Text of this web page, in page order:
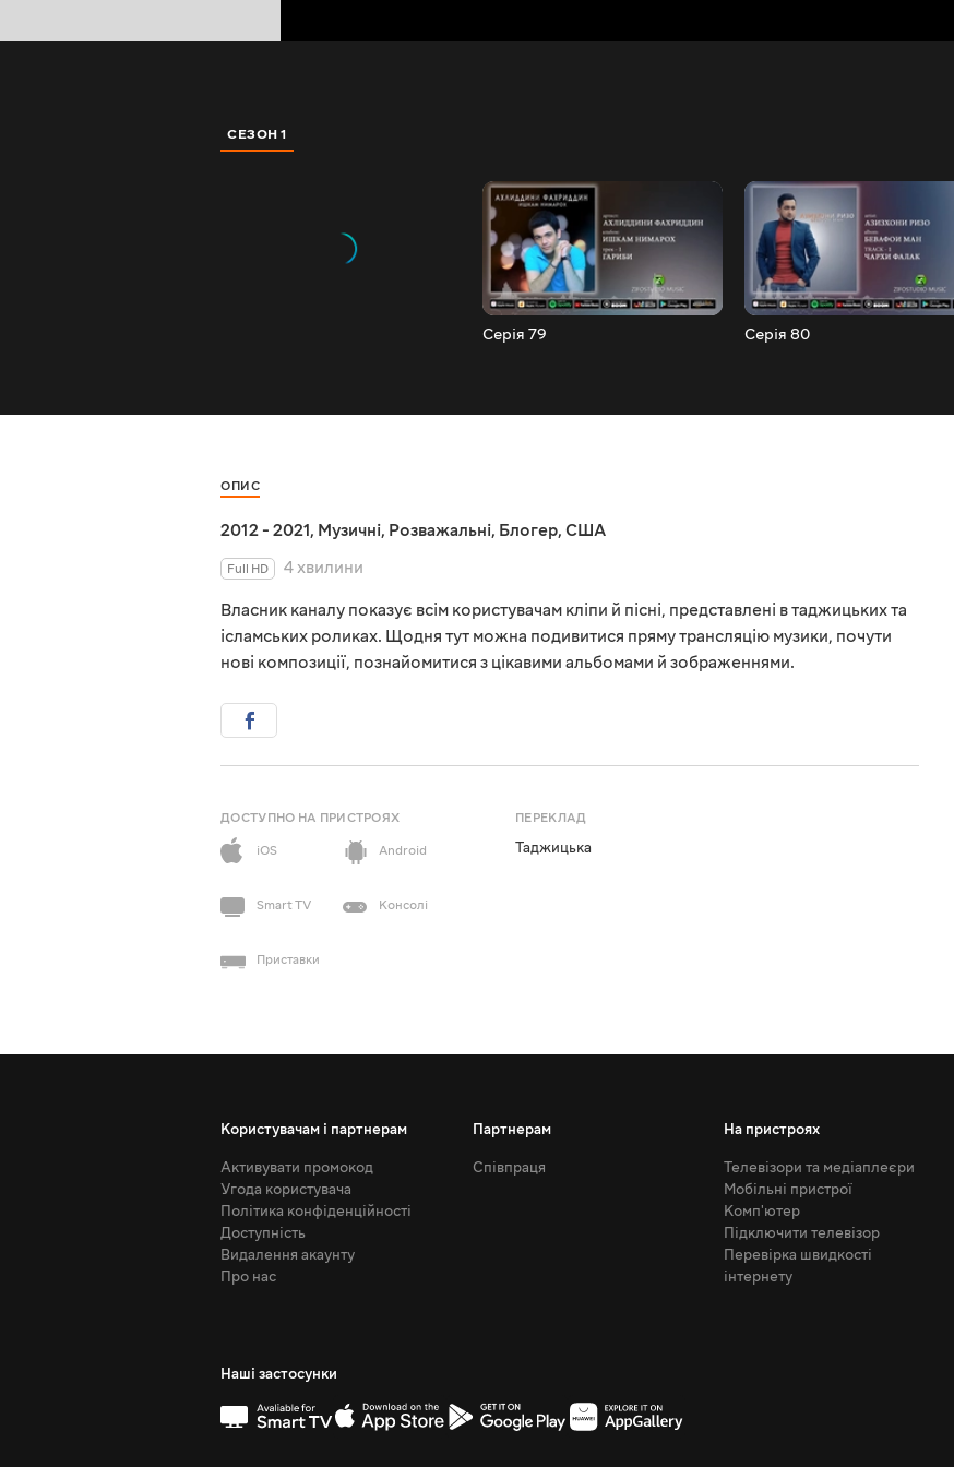
СЕЗОН 1
Серія 79 Серія 80
ОПИС
2012 - 2021, Музичні, Розважальні, Блогер, США
Full HD
4 хвилини
Власник каналу показує всім користувачам кліпи й пісні, представлені в таджицьких та
ісламських роликах. Щодня тут можна подивитися пряму трансляцію музики, почути
нові композиції, познайомитися з цікавими альбомами й зображеннями.
ДОСТУПНО НА ПРИСТРОЯХ
iOS
Android
Smart TV Консолі
Приставки
ПЕРЕКЛАД
Таджицька
Користувачам і партнерам
Активувати промокод
Угода користувача
Політика конфіденційності
Доступність
Видалення акаунту
Про нас
Партнерам
Співпраця
На пристроях
Телевізори та медіаплеєри
Мобільні пристрої
Комп'ютер
Підключити телевізор
Перевірка швидкості
інтернету
Наші застосунки